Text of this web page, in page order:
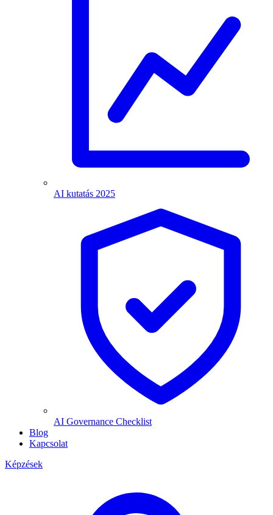
AI kutatás 2025
AI Governance Checklist
Blog
Kapcsolat
Képzések